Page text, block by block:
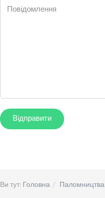
Повідомлення
Ви тут: Головна Паломництва